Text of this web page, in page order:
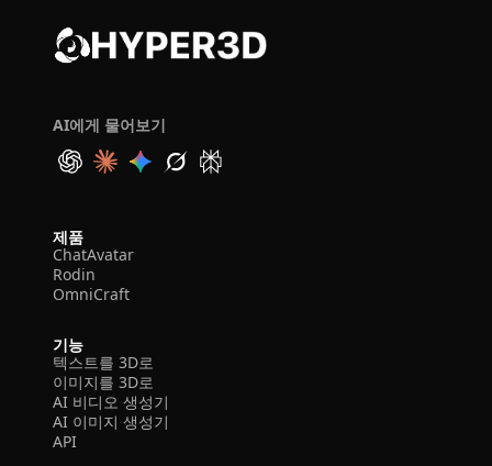
AI에게 물어보기
제품
ChatAvatar
Rodin
OmniCraft
기능
텍스트를 3D로
이미지를 3D로
AI 비디오 생성기
AI 이미지 생성기
API